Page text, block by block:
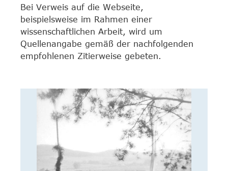
Bei Verweis auf die Webseite,
beispielsweise im Rahmen einer
wissenschaftlichen Arbeit, wird um
Quellenangabe gemäß der nachfolgenden
empfohlenen Zitierweise gebeten.